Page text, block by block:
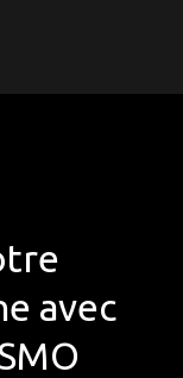
avec